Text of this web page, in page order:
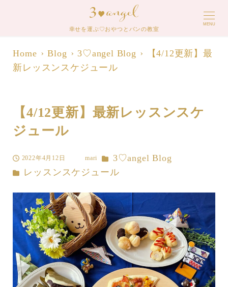
幸せを運ぶ♡おやつとパンの教室
MENU
Home Blog 3♡angel Blog
【4/12更新】最
新レッスンスケジュール
【4/12更新】最新レッスンスケ
ジュール
投稿日
2022年4月12日
者
mari カテゴリー
3♡angel Blog
カテゴリー
レッスンスケジュール